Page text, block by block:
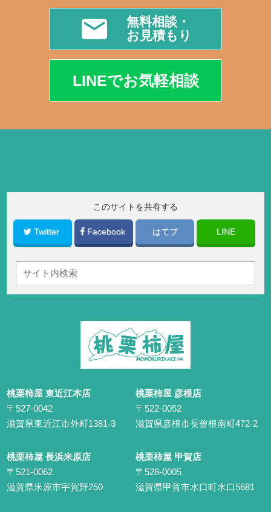
無料相談・
お見積もり
LINEでお気軽相談
このサイトを共有する
Twitter Facebook はてブ LINE
桃栗柿屋 東近江本店
〒527-0042
滋賀県東近江市外町1381-3
桃栗柿屋 彦根店
〒522-0052
滋賀県彦根市長曾根南町472-2
桃栗柿屋 長浜米原店
〒521-0062
滋賀県米原市宇賀野250
桃栗柿屋 甲賀店
〒528-0005
滋賀県甲賀市水口町水口5681